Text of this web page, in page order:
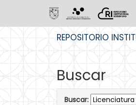
REPOSITORIO
Buscar
Buscar: